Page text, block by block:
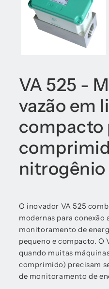
VA 525 -
vazão em
compacto
nitrogênio
O inovador VA 525
modernas para conexão
monitoramento de
pequeno e compacto. O
quando muitas
comprimido) precisam
de monitoramento de